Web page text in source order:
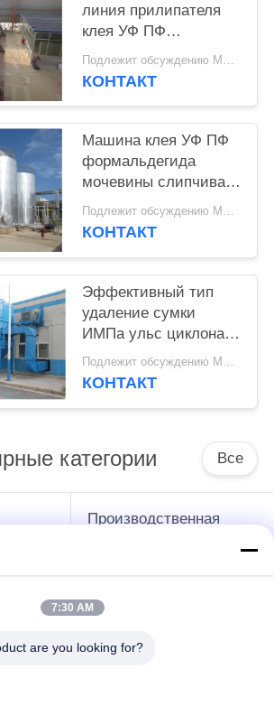
линия прилипателя
клея УФ ПФ
формальдегида
фенола
Подлежит обсуждению MOQ:1 комплект
КОНТАКТ
Машина клея УФ ПФ
формальдегида
мочевины слипчивая
делая основанная на
Древесин панель
Подлежит обсуждению MOQ:1 комплект
КОНТАКТ
Эффективный тип
удаление сумки
ИМПа ульс циклона
фильтра сборника
пыли
Подлежит обсуждению MOQ:1 комплект
КОНТАКТ
категории Все
Производственная
Бумажные проекты
7:30 AM
are you looking for?